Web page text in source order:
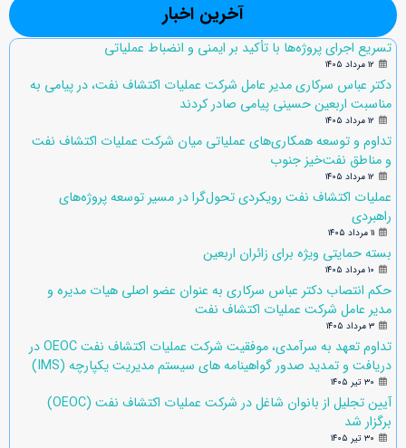
آخرین اخبار
تسریع اجرای پروژه‌ها با تأکید بر ایمنی و انضباط عملیاتی
۱۲ مرداد ۱۴۰۵
دکتر عباس سرکاری مدیر عامل شرکت عملیات اکتشاف نفت، در پیامی به
مناسبت اربعین حسینی پیامی صادر کردند
۱۲ مرداد ۱۴۰۵
تداوم و توسعه همکاری‌های عملیاتی میان شرکت عملیات اکتشاف نفت
و مناطق نفت‌خیز جنوب
۱۲ مرداد ۱۴۰۵
عملیات اکتشاف نفت رویکردی تحول‌گرا در مسیر توسعه پروژه‌های
راهبردی
۱۱ مرداد ۱۴۰۵
بسته حمایتی ویژه برای زائران اربعین
۱۰ مرداد ۱۴۰۵
حکم انتصاب دکتر عباس سرکاری به عنوان عضو اصلی هیات مدیره و
مدیر عامل شرکت عملیات اکتشاف نفت
۳ مرداد ۱۴۰۵
تداوم تعهد به سرآمدی، موفقیت شرکت عملیات اکتشاف نفت OEOC در
دریافت و تمدید صدور گواهینامه های سیستم مدیریت یکپارچه (IMS)
۳۰ تیر ۱۴۰۵
آیین تجلیل از بانوان شاغل در شرکت عملیات اکتشاف نفت (OEOC)
برگزار شد
۳۰ تیر ۱۴۰۵